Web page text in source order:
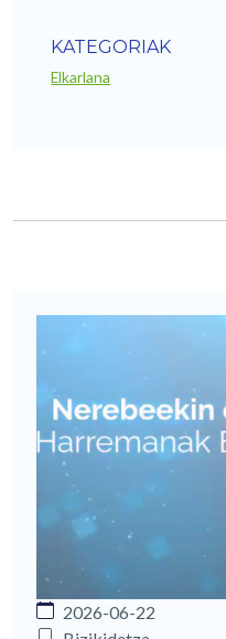
KATEGORIAK
Elkarlana
2026-06-22